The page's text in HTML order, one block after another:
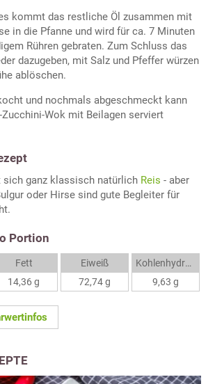
kommt das restliche Öl zusammen mit
in die Pfanne und wird für ca. 7 Minuten
Rühren gebraten. Zum Schluss das
dazugeben, mit Salz und Pfeffer würzen
ablöschen.
und nochmals abgeschmeckt kann
Zucchini-Wok mit Beilagen serviert
sich ganz klassisch natürlich Reis - aber
oder Hirse sind gute Begleiter für
Portion
Fett
14,36 g
Eiweiß
72,74 g
Kohlenhydrate
9,63 g